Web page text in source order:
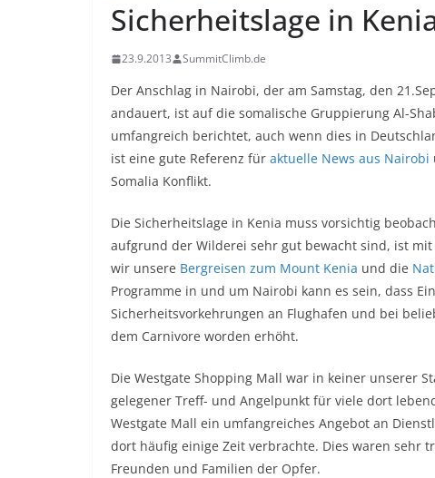
Sicherheitslage in
23.9.2013 SummitClimb.de
Der Anschlag in Nairobi, der am Samstag, den
andauert, ist auf die somalische Gruppierung Al-
umfangreich berichtet, auch wenn dies in
ist eine gute Referenz für aktuelle News aus Nairobi
Somalia Konflikt.
Die Sicherheitslage in Kenia muss vorsichtig
aufgrund der Wilderei sehr gut bewacht sind, ist
wir unsere Bergreisen zum Mount Kenia und die
Programme in und um Nairobi kann es sein, dass
Sicherheitsvorkehrungen an Flughafen und bei
dem Carnivore worden erhöht.
Die Westgate Shopping Mall war in keiner unserer
gelegener Treff- und Angelpunkt für viele dort
Westgate Mall ein umfangreiches Angebot an
dort häufig einige Zeit verbrachte. Dies waren sehr
Freunden und Familien der Opfer.